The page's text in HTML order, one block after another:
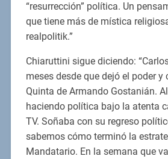
“resurrección” política. Un
que tiene más de mística
realpolitik.”
Chiaruttini sigue diciendo:
meses desde que dejó el poder y
Quinta de Armando Gostanián.
haciendo política bajo la atenta
TV. Soñaba con su regreso
sabemos cómo terminó la
Mandatario. En la semana que